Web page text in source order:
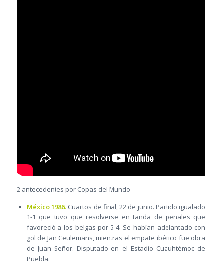
2 antecedentes por Copas del Mundo
México 1986.Cuartos de final, 22 de junio. Partido igualado
1-1 que tuvo que resolverse en tanda de penales que
favoreció a los belgas por 5-4. Se habían adelantado con
gol de Jan Ceulemans, mientras el empate ibérico fue obra
de Juan Señor. Disputado en el Estadio Cuauhtémoc de
Puebla.